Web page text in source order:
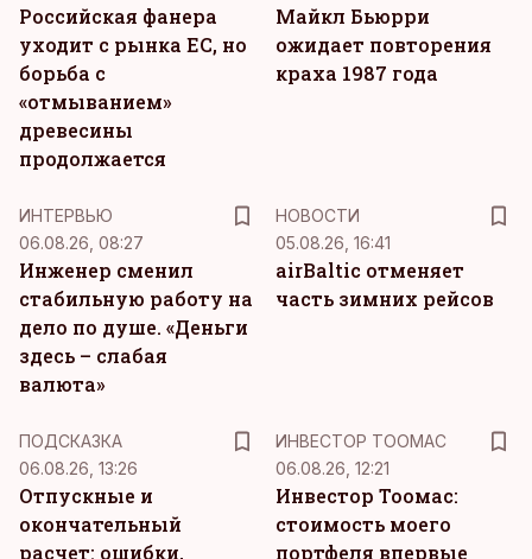
Российская фанера
уходит с рынка ЕС, но
борьба с
«отмыванием»
древесины
продолжается
Майкл Бьюрри
ожидает повторения
краха 1987 года
ИНТЕРВЬЮ
06.08.26, 08:27
Инженер сменил
стабильную работу на
дело по душе. «Деньги
здесь – слабая
валюта»
НОВОСТИ
05.08.26, 16:41
airBaltic отменяет
часть зимних рейсов
ПОДСКАЗКА
06.08.26, 13:26
Отпускные и
окончательный
расчет: ошибки,
ИНВЕСТОР ТООМАС
06.08.26, 12:21
Инвестор Тоомас:
стоимость моего
портфеля впервые